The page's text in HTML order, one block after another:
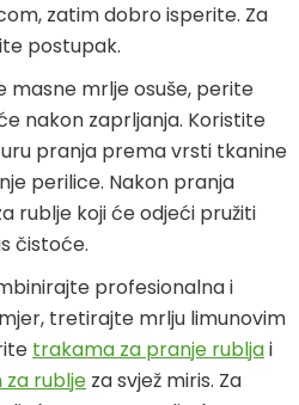
zatim dobro isperite. Za
postupak.
masne mrlje osuše, perite
nakon zaprljanja. Koristite
pranja prema vrsti tkanine
perilice. Nakon pranja
rublje koji će odjeći pružiti
čistoće.
profesionalna i
tretirajte mrlju limunovim
trakama za pranje rubljai
rublje za svjež miris. Za